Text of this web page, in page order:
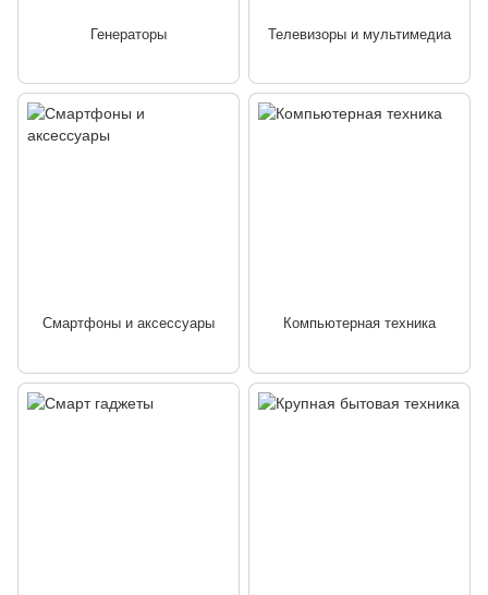
Генераторы Телевизоры и мультимедиа
Смартфоны и аксессуары Компьютерная техника